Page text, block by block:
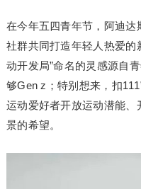
在今年五四青年节，阿迪达
社群共同打造年轻人热爱的
动开发局”命名的灵感源自
够Gen z；特别想来，扣
运动爱好者开放运动潜能、
景的希望。